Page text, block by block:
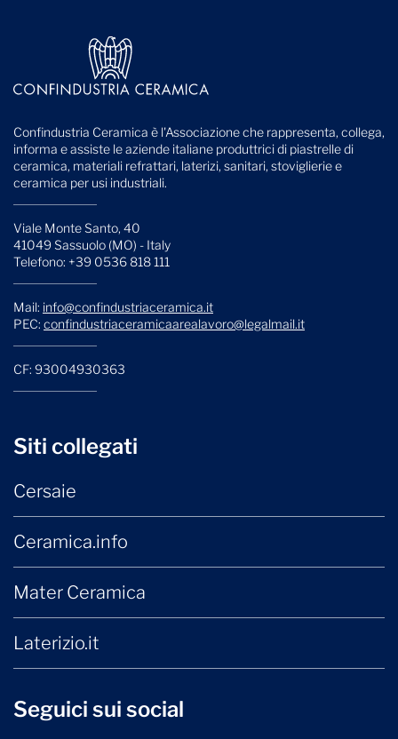
Confindustria Ceramica è l'Associazione che rappresenta, collega,
informa e assiste le aziende italiane produttrici di piastrelle di
ceramica, materiali refrattari, laterizi, sanitari, stoviglierie e
ceramica per usi industriali.
Viale Monte Santo, 40
41049 Sassuolo (MO) - Italy
Telefono: +39 0536 818 111
Mail: info@confindustriaceramica.it
PEC: confindustriaceramicaarealavoro@legalmail.it
CF: 93004930363
Siti collegati
Cersaie
Ceramica.info
Mater Ceramica
Laterizio.it
Seguici sui social